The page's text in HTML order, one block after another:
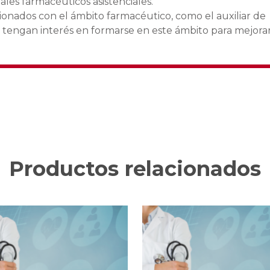
con el ámbito farmacéutico, como el auxiliar de
interés en formarse en este ámbito para
Productos relacionados